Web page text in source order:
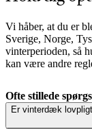
Vi håber, at du er
Sverige, Norge,
vinterperioden, så
kan være andre
Ofte stillede
Er vinterdæk